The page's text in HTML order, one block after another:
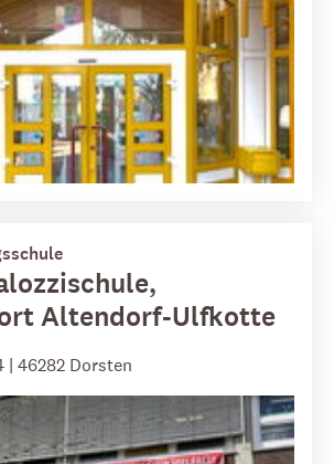
Altendorf-Ulfkotte
| 46282 Dorsten